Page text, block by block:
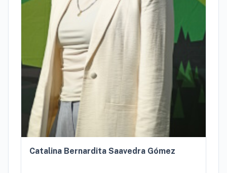
Catalina Bernardita Saavedra Gómez